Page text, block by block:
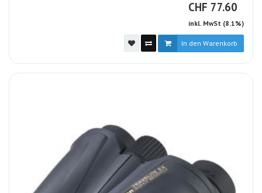
CHF CHF
77.60
inkl. MwSt (8.1%)
In den Warenkorb